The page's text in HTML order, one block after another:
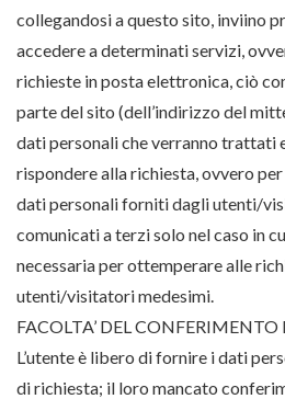
collegandosi a questo sito, inviino
accedere a determinati servizi,
richieste in posta elettronica, ciò
parte del sito (dell’indirizzo del
dati personali che verranno trattati
rispondere alla richiesta, ovvero
dati personali forniti dagli utenti/
comunicati a terzi solo nel caso in
necessaria per ottemperare alle
utenti/visitatori medesimi.
FACOLTA’ DEL CONFERIMENTO
L’utente è libero di fornire i dati
di richiesta; il loro mancato